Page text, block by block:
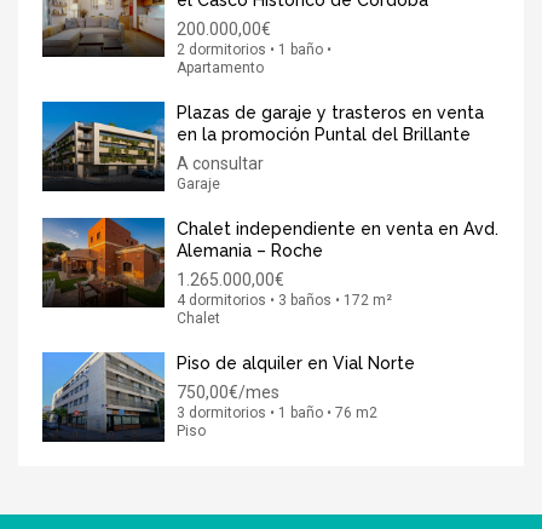
200.000,00€
2 dormitorios • 1 baño •
Apartamento
Plazas de garaje y trasteros en venta
en la promoción Puntal del Brillante
A consultar
Garaje
Chalet independiente en venta en Avd.
Alemania – Roche
1.265.000,00€
4 dormitorios • 3 baños • 172 m²
Chalet
Piso de alquiler en Vial Norte
750,00€/mes
3 dormitorios • 1 baño • 76 m2
Piso